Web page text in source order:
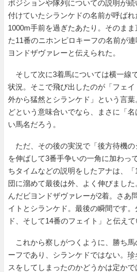
ポジションや隊列についての説明が
付けていたシランケドの名前が呼ばれ
1000m手前を過ぎたあたり。そのま
た11番のニホンピロキーフの名前が
ヨンドザヴァレーと伝えられた。
そして次に3着馬については横一線
状況。そこで飛び出したのが「フェイ
外から猛然とシランケド」という言
どという意味合いでなら、まさに「
い馬名だろう。
ただ、その後の実況で「後方待機の
を伸ばして3番手争いの一角に加わっ
ちタイムなどの説明をしたアナは、
団に溜めて最後は外、よく伸びまし
んだビヨンドザヴァレーが2着。さあ
イトとシランケド。最後の瞬間です
ド、そして14番のフェイト」と伝えて
これから察しがつくように、勝ち馬
ーフであり、シランケドではない。 珍
スをしてしまったのかどうかは定か